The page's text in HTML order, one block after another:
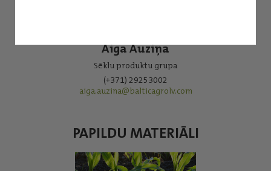
Aiga Auziņa
Sēklu produktu grupa
(+371) 29253002
aiga.auzina@balticagrolv.com
PAPILDU MATERIĀLI